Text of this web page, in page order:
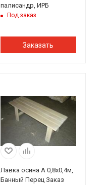
палисандр, ИРБ
Под заказ
Заказать
Лавка осина А 0,8х0,4м,
Банный Перец Заказ